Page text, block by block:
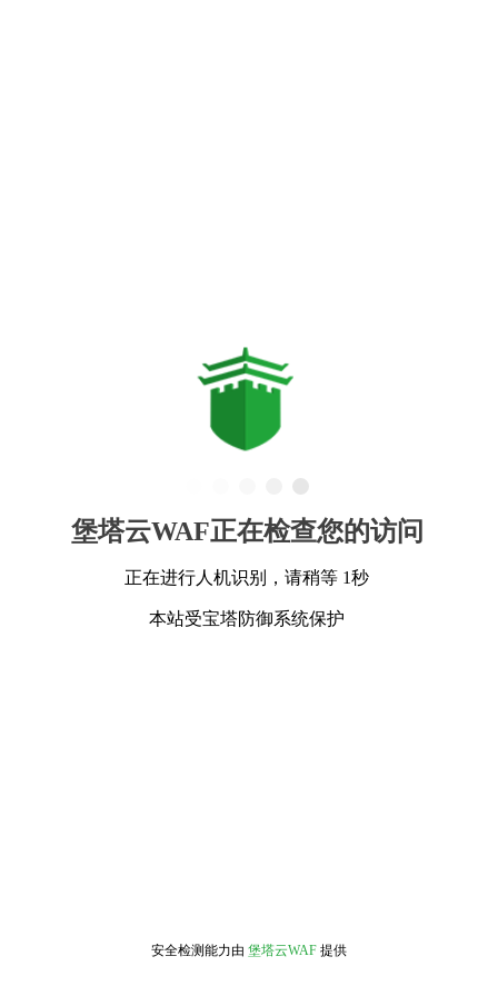
堡塔云WAF正在检查您的访问
正在进行人机识别，请稍等 1秒
本站受宝塔防御系统保护
安全检测能力由 堡塔云WAF 提供